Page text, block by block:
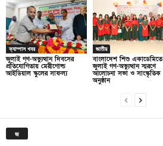
ক্যাম্পাস খবর
জুলাই গণ-অভ্যুত্থান দিবসের
প্রতিযোগিতায় মেরীগোল্ড
আইডিয়াল স্কুলের সাফল্য
জাতীয়
বাংলাদেশ শিশু একাডেমিতে
জুলাই গণ-অভ্যুত্থান স্মরণে
আলোচনা সভা ও সাংস্কৃতিক
অনুষ্ঠান
জ